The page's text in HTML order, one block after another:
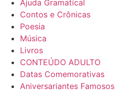
Ajuda Gramatical
Contos e Crônicas
Poesia
Música
Livros
CONTEÚDO ADULTO
Datas Comemorativas
Aniversariantes Famosos